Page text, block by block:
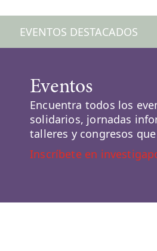
EVENTOS DESTACADOS
Eventos
Encuentra todos los
solidarios, jornadas
talleres y congresos
Inscríbete en